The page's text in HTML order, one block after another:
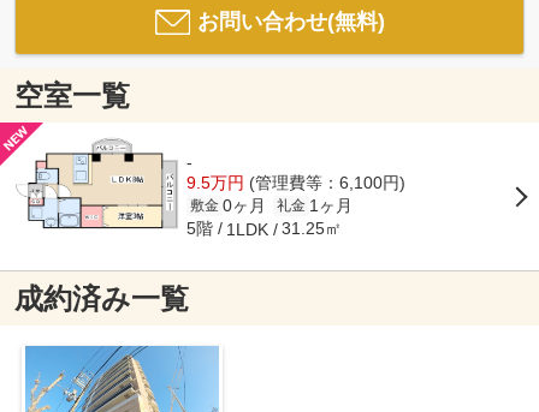
お問い合わせ(無料)
空室一覧
-
9.5万円 (管理費等：6,100円)
敷金 0ヶ月 礼金 1ヶ月
5階 1LDK 31.25㎡
成約済み一覧